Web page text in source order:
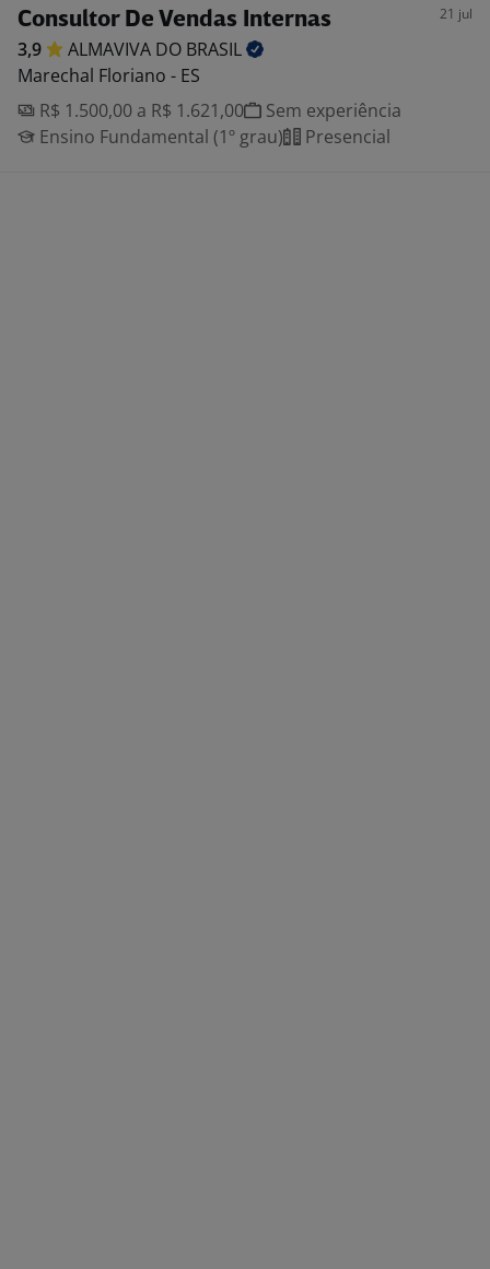
Consultor De Vendas Internas 21 jul
3,9 ALMAVIVA DO BRASIL
Marechal Floriano - ES
R$ 1.500,00 a R$ 1.621,00
Sem experiência
Ensino Fundamental (1º grau)
Presencial